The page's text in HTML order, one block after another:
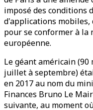
imposé des conditions
d'applications
pour se conformer à
européenne.
Le géant américain
juillet à septembre)
en 2017 au nom du
Finances Bruno Le
suivante, au moment